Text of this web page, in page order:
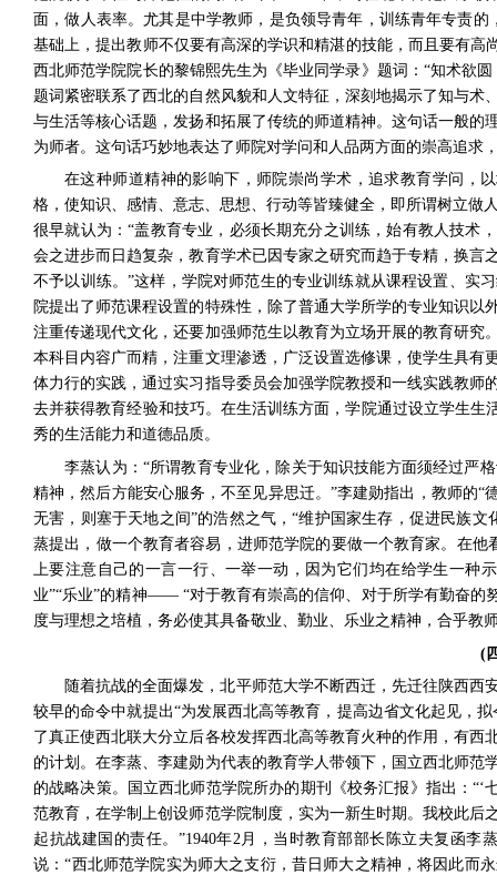
面，做人表率。尤其是中学教师，是负领导青年，训练青年专责
基础上，提出教师不仅要有高深的学识和精湛的技能，而且要有
西北师范学院院长的黎锦熙先生为《毕业同学录》题词：“知术欲
题词紧密联系了西北的自然风貌和人文特征，深刻地揭示了知与
与生活等核心话题，发扬和拓展了传统的师道精神。这句话一般
为师者。这句话巧妙地表达了师院对学问和人品两方面的崇高追求
在这种师道精神的影响下，师院崇尚学术，追求教育学问，
格，使知识、感情、意志、思想、行动等皆臻健全，即所谓树立做
很早就认为：“盖教育专业，必须长期充分之训练，始有教人技术
会之进步而日趋复杂，教育学术已因专家之研究而趋于专精，换
不予以训练。”这样，学院对师范生的专业训练就从课程设置、实
院提出了师范课程设置的特殊性，除了普通大学所学的专业知识
注重传递现代文化，还要加强师范生以教育为立场开展的教育研
本科目内容广而精，注重文理渗透，广泛设置选修课，使学生具
体力行的实践，通过实习指导委员会加强学院教授和一线实践教
去并获得教育经验和技巧。在生活训练方面，学院通过设立学生
秀的生活能力和道德品质。
李蒸认为：“所谓教育专业化，除关于知识技能方面须经过严
精神，然后方能安心服务，不至见异思迁。”李建勋指出，教师的“
无害，则塞于天地之间”的浩然之气，“维护国家生存，促进民族
蒸提出，做一个教育者容易，进师范学院的要做一个教育家。在他
上要注意自己的一言一行、一举一动，因为它们均在给学生一种
业”“乐业”的精神—— “对于教育有崇高的信仰、对于所学有勤奋的
度与理想之培植，务必使其具备敬业、勤业、乐业之精神，合乎教
(
随着抗战的全面爆发，北平师范大学不断西迁，先迁往陕西
较早的命令中就提出“为发展西北高等教育，提高边省文化起见，
了真正使西北联大分立后各校发挥西北高等教育火种的作用，有
的计划。在李蒸、李建勋为代表的教育学人带领下，国立西北师
的战略决策。国立西北师范学院所办的期刊《校务汇报》指出：
范教育，在学制上创设师范学院制度，实为一新生时期。我校此
起抗战建国的责任。”1940年2月，当时教育部部长陈立夫复函李
说：“西北师范学院实为师大之支衍，昔日师大之精神，将因此而